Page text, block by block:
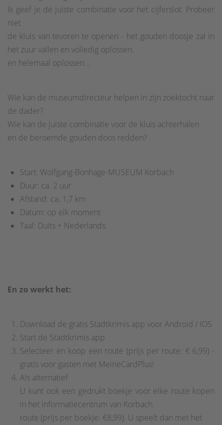
Ik geef je de juiste combinatie voor het cijferslot. Probeer
niet
de kluis van tevoren te openen - het gouden doosje zal in
het zuur vallen en volledig oplossen.
en helemaal oplossen...
Wie kan de museumdirecteur helpen in zijn zoektocht naar
de dader?
Wie kan de juiste combinatie voor de kluis achterhalen
en de beroemde gouden doos redden?
Start: Wolfgang-Bonhage-MUSEUM Korbach
Duur: ca. 2 uur
Afstand: ca. 1,7 km
Datum: op elk moment
Taal: Duits + Nederlands
En zo werkt het:
Download de gratis Stadtkrimis app voor Android / IOS
Start de Stadtkrimis app
Selecteer en koop een route (prijs per route: € 6,99) -
gratis voor gasten met MeineCardPlus!
Als alternatief
U kunt ook een gedrukt boekje voor elke route kopen
in het informatiecentrum van Korbach
route (prijs per boekje: €8,99). U speelt dan met het